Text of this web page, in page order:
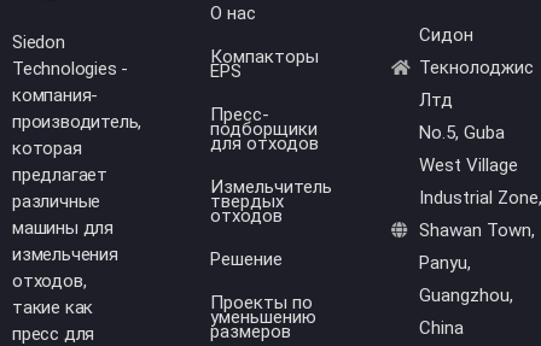
Сидон
Текнолоджис
Лтд
No.5, Guba
West Village
Industrial Zone,
Shawan Town,
Panyu,
Guangzhou,
China
О нас
Компакторы
EPS
Пресс-
подборщики
для отходов
Измельчитель
твердых
отходов
Решение
Проекты по
уменьшению
размеров
Siedon
Technologies -
компания-
производитель,
которая
предлагает
различные
машины для
измельчения
отходов,
такие как
пресс для